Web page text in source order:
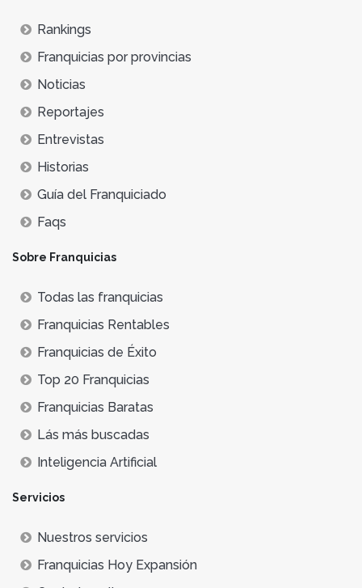
Rankings
Franquicias por provincias
Noticias
Reportajes
Entrevistas
Historias
Guía del Franquiciado
Faqs
Sobre Franquicias
Todas las franquicias
Franquicias Rentables
Franquicias de Éxito
Top 20 Franquicias
Franquicias Baratas
Lás más buscadas
Inteligencia Artificial
Servicios
Nuestros servicios
Franquicias Hoy Expansión